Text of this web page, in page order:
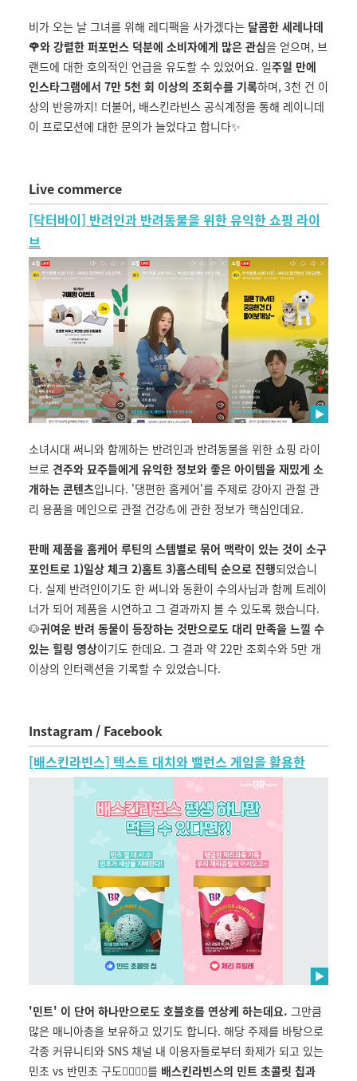
비가 오는 날 그녀를 위해 레디팩을 사가겠다는 달콤한 세레나데
🌹와 강렬한 퍼포먼스 덕분에 소비자에게 많은 관심을 얻으며, 브
랜드에 대한 호의적인 언급을 유도할 수 있었어요. 일주일 만에
인스타그램에서 7만 5천 회 이상의 조회수를 기록하며, 3천 건 이
상의 반응까지! 더불어, 배스킨라빈스 공식계정을 통해 레이니데
이 프로모션에 대한 문의가 늘었다고 합니다✨
Live commerce
[닥터바이] 반려인과 반려동물을 위한 유익한 쇼핑 라이
브
소녀시대 써니와 함께하는 반려인과 반려동물을 위한 쇼핑 라이
브로 견주와 묘주들에게 유익한 정보와 좋은 아이템을 재밌게 소
개하는 콘텐츠입니다. '댕편한 홈케어'를 주제로 강아지 관절 관
리 용품을 메인으로 관절 건강💪에 관한 정보가 핵심인데요.
판매 제품을 홈케어 루틴의 스템별로 묶어 맥락이 있는 것이 소구
포인트로 1)일상 체크 2)홈트 3)홈스테틱 순으로 진행되었습니
다. 실제 반려인이기도 한 써니와 동환이 수의사님과 함께 트레이
너가 되어 제품을 시연하고 그 결과까지 볼 수 있도록 했습니다.
🐶귀여운 반려 동물이 등장하는 것만으로도 대리 만족을 느낄 수
있는 힐링 영상이기도 한데요. 그 결과 약 22만 조회수와 5만 개
이상의 인터랙션을 기록할 수 있었습니다.
Instagram / Facebook
[배스킨라빈스] 텍스트 대치와 밸런스 게임을 활용한
'민트' 이 단어 하나만으로도 호불호를 연상케 하는데요. 그만큼
많은 매니아층을 보유하고 있기도 합니다. 해당 주제를 바탕으로
각종 커뮤니티와 SNS 채널 내 이용자들로부터 화제가 되고 있는
민초 vs 반민초 구도🙆‍♀️🙅‍♀️를 배스킨라빈스의 민트 초콜릿 칩과